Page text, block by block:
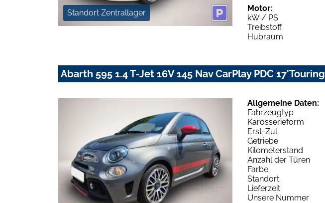
Standort Zentrallager
Motor:
kW / PS
Treibstoff
Hubraum
Abarth 595 1.4 T-Jet 16V 145 Nav CarPlay PDC 17'Touring
Allgemeine Daten:
Fahrzeugtyp
Karosserieform
Erst-Zul.
Getriebe
Kilometerstand
Anzahl der Türen
Farbe
Standort
Lieferzeit
Unsere Nummer